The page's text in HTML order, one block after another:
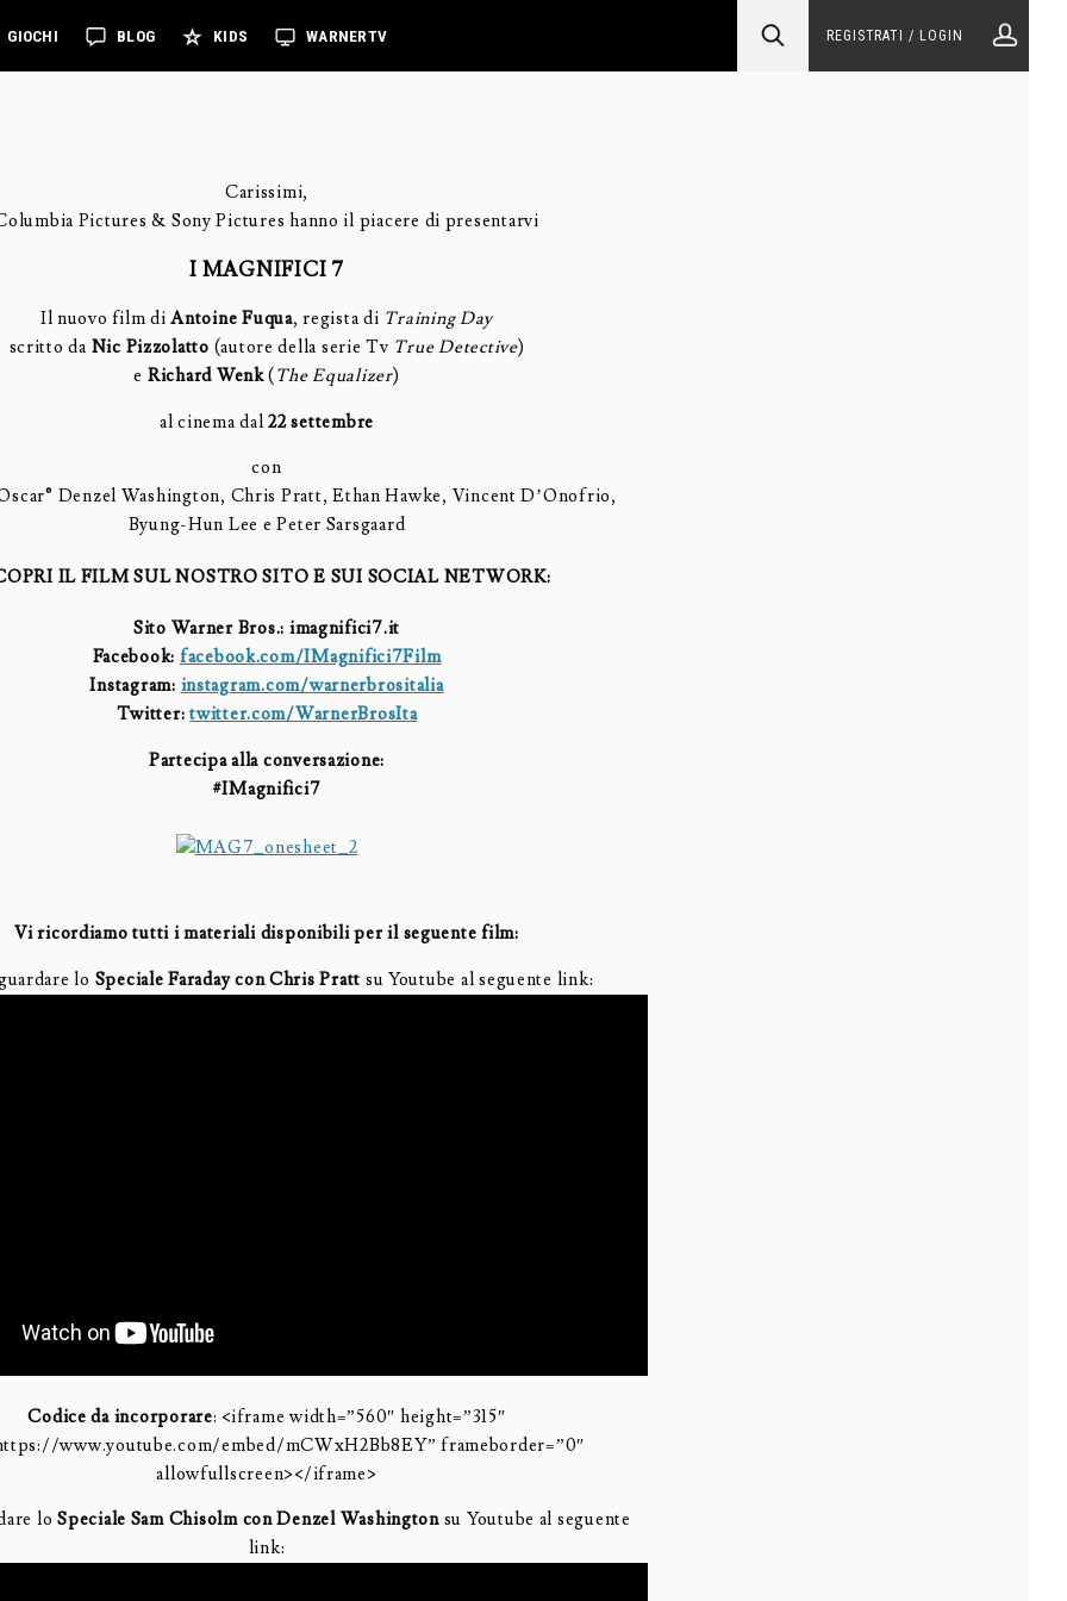
GIOCHI BLOG KIDS WARNERTV REGISTRATI / LOGIN
Carissimi,
Pictures & Sony Pictures hanno il piacere di presentarvi
I MAGNIFICI 7
Il nuovo film diAntoine Fuqua, regista di Training Day
scritto da Nic Pizzolatto (autore della serie Tv True Detective)
e Richard Wenk(The Equalizer)
al cinema dal22 settembre
con
Denzel Washington, Chris Pratt, Ethan Hawke, Vincent D’Onofrio,
Byung-Hun Lee e Peter Sarsgaard
IL FILM SUL NOSTRO SITO E SUI SOCIAL NETWORK:
Sito Warner Bros.: imagnifici7.it
Facebook: facebook.com/IMagnifici7Film
Instagram: instagram.com/warnerbrositalia
Twitter:twitter.com/WarnerBrosIta
Partecipa alla conversazione:
#IMagnifici7
Vi ricordiamo tutti i materiali disponibili per il seguente film:
lo Speciale Faraday con Chris Pratt su Youtube al seguente link:
Codice da incorporare: <iframe width=”560″ height=”315″
www.youtube.com/embed/mCWxH2Bb8EY” frameborder=”0″
allowfullscreen></iframe>
loSpeciale Sam Chisolm con Denzel Washingtonsu Youtube al seguente
link: